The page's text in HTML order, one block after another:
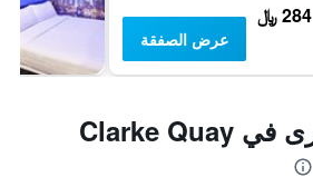
284 ﷼
عرض الصفقة
أماكن إقامة أخرى في Clarke Quay